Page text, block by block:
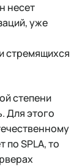
несет
уже
стремящихся
степени
Для этого
SPLA, то